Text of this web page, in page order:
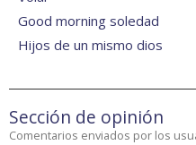
Good morning soledad
Hijos de un mismo dios
Sección de opinión
Comentarios enviados por los